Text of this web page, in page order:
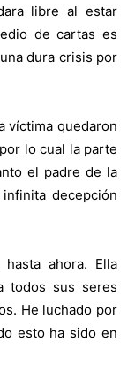
libre al estar
de cartas es
dura crisis por
víctima quedaron
lo cual la parte
el padre de la
decepción
ahora. Ella
todos sus seres
He luchado por
esto ha sido en